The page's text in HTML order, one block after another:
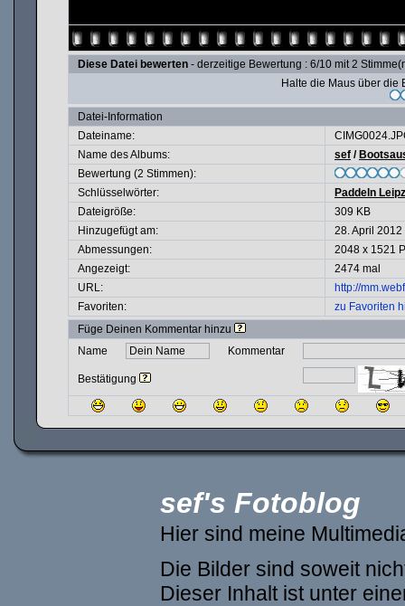
Diese Datei bewerten - derzeitige Bewertung : 6/10 mit 2
Halte die Maus über die
Datei-Information
Dateiname:
Name des Albums:
sef /
Bewertung (2 Stimmen):
Schlüsselwörter:
Paddeln
Dateigröße:
309 KB
Hinzugefügt am:
28. April 2012
Abmessungen:
2048 x 1521
Angezeigt:
2474 mal
URL:
http://
Favoriten:
zu Favoriten
Füge Deinen Kommentar hinzu
Name
Kommentar
Bestätigung
sef's Fotoblog
Hier sind meine
Die Bilder sind soweit
Dieser Inhalt ist unter